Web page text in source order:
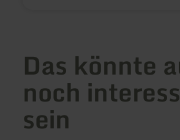
Das könnte
noch
sein